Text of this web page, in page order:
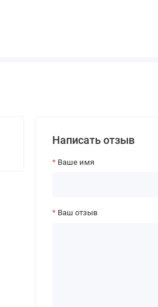
Написать отзыв
Ваше имя
Ваш отзыв